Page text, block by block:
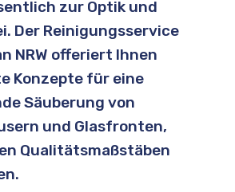
zur Optik und
Der Reinigungsservice
NRW offeriert Ihnen
Konzepte für eine
Säuberung von
und Glasfronten,
Qualitätsmaßstäben